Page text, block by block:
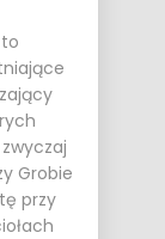
Grobie
przy